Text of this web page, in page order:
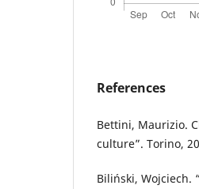
References
Bettini, Maurizio.
culture”. Torino,
Biliński, Wojciech.